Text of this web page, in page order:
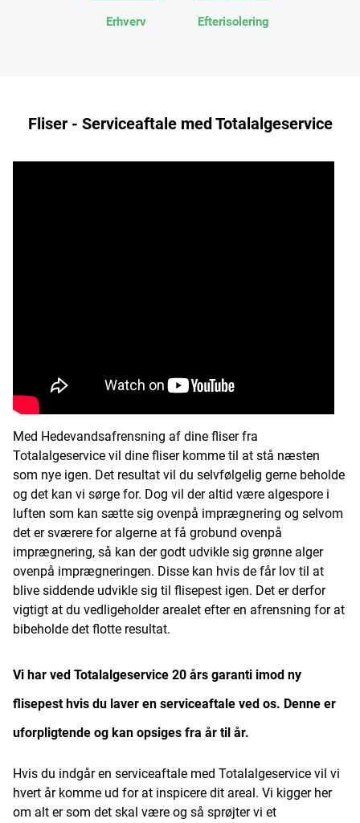
Erhverv Efterisolering
Fliser - Serviceaftale med Totalalgeservice
Med Hedevandsafrensning af dine fliser fra
Totalalgeservice vil dine fliser komme til at stå næsten
som nye igen. Det resultat vil du selvfølgelig gerne beholde
og det kan vi sørge for. Dog vil der altid være algespore i
luften som kan sætte sig ovenpå imprægnering og selvom
det er sværere for algerne at få grobund ovenpå
imprægnering, så kan der godt udvikle sig grønne alger
ovenpå imprægneringen. Disse kan hvis de får lov til at
blive siddende udvikle sig til flisepest igen. Det er derfor
vigtigt at du vedligeholder arealet efter en afrensning for at
bibeholde det flotte resultat.
Vi har ved Totalalgeservice 20 års garanti imod ny
flisepest hvis du laver en serviceaftale ved os. Denne er
uforpligtende og kan opsiges fra år til år.
Hvis du indgår en serviceaftale med Totalalgeservice vil vi
hvert år komme ud for at inspicere dit areal. Vi kigger her
om alt er som det skal være og så sprøjter vi et